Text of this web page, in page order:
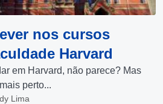
nos cursos
Harvard
em Harvard, não parece? Mas
perto...
Lima